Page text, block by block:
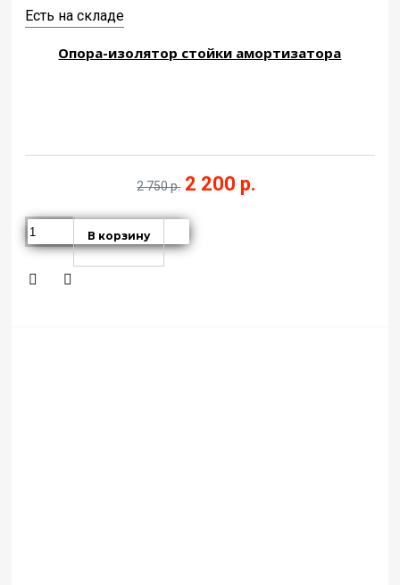
Есть на складе
Опора-изолятор стойки амортизатора
2 750 р. 2 200 р.
В корзину